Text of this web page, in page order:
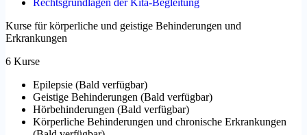
Rechtsgrundlagen der Kita-Begleitung
Kurse für körperliche und geistige Behinderungen und
Erkrankungen
6 Kurse
Epilepsie (Bald verfügbar)
Geistige Behinderungen (Bald verfügbar)
Hörbehinderungen (Bald verfügbar)
Körperliche Behinderungen und chronische Erkrankungen